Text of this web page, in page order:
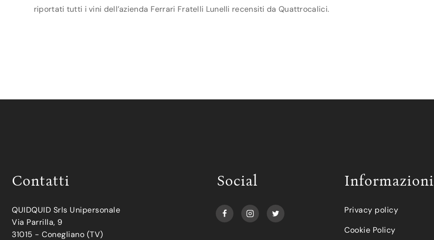
riportati tutti i vini dell’azienda Ferrari Fratelli Lunelli recensiti da Quattrocalici.
Contatti
QUIDQUID Srls Unipersonale
Via Parrilla, 9
31015 - Conegliano (TV)
Social Informazioni
Privacy policy
Cookie Policy